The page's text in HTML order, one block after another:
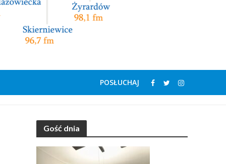
POSŁUCHAJ
Gość dnia